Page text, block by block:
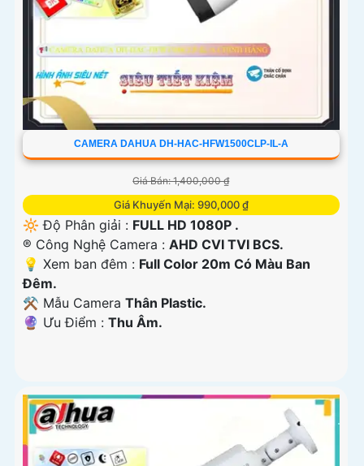
CAMERA DAHUA DH-HAC-HFW1500CLP-IL-A
Giá Bán: 1,400,000 ₫
Giá Khuyến Mại: 990,000 ₫
🔆 Độ Phân giải : FULL HD 1080P .
®️ Công Nghệ Camera : AHD CVI TVI BCS.
💡 Xem ban đêm : Full Color 20m Có Màu Ban
Đêm.
⚒ Mẫu Camera Thân Plastic.
️🔮 Ưu Điểm : Thu Âm.